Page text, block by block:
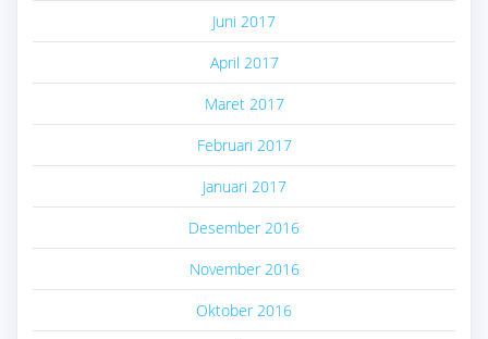
Juni 2017
April 2017
Maret 2017
Februari 2017
Januari 2017
Desember 2016
November 2016
Oktober 2016